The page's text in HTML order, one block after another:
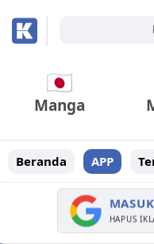
Manga
Beranda APP
HAPUS